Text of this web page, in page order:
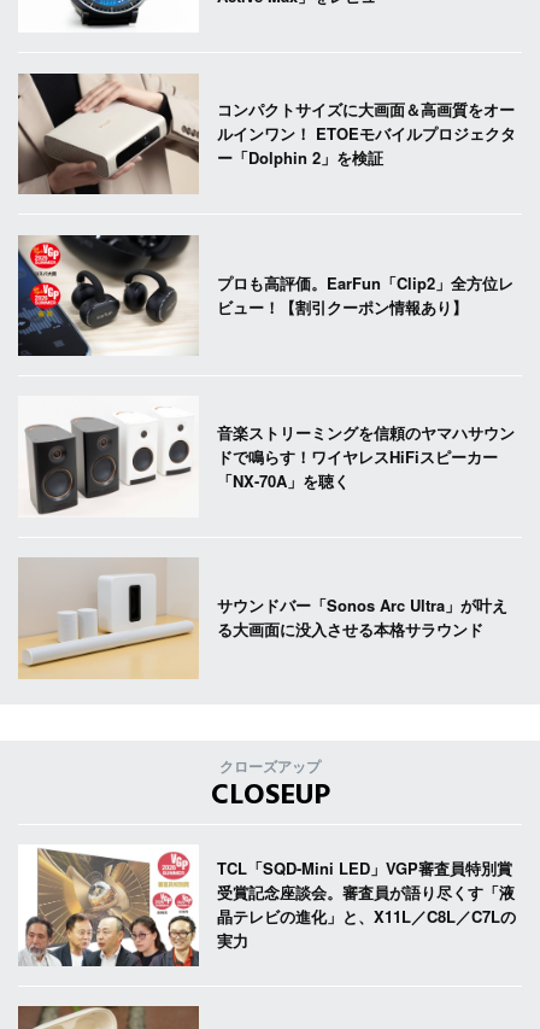
コンパクトサイズに大画面＆高画質をオー
ルインワン！ ETOEモバイルプロジェクタ
ー「Dolphin 2」を検証
プロも高評価。EarFun「Clip2」全方位レ
ビュー！【割引クーポン情報あり】
音楽ストリーミングを信頼のヤマハサウン
ドで鳴らす！ワイヤレスHiFiスピーカー
「NX-70A」を聴く
サウンドバー「Sonos Arc Ultra」が叶え
る大画面に没入させる本格サラウンド
クローズアップ
CLOSEUP
TCL「SQD-Mini LED」VGP審査員特別賞
受賞記念座談会。審査員が語り尽くす「液
晶テレビの進化」と、X11L／C8L／C7Lの
実力